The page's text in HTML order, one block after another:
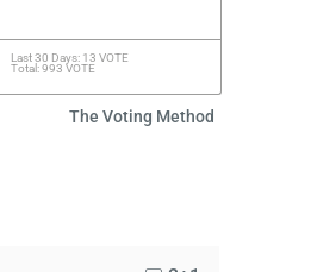
Last 30 Days: 13 VOTE
Total: 993 VOTE
The Voting Method